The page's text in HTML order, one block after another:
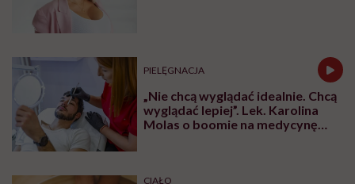
PIELĘGNACJA
„Nie chcą wyglądać idealnie. Chcą
wyglądać lepiej”. Lek. Karolina
Molas o boomie na medycynę
CIAŁO